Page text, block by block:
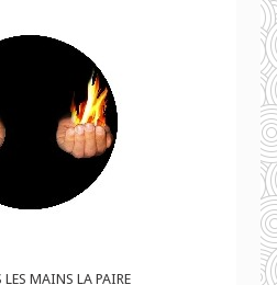
LES MAINS LA PAIRE